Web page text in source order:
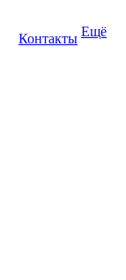
Контакты Ещё